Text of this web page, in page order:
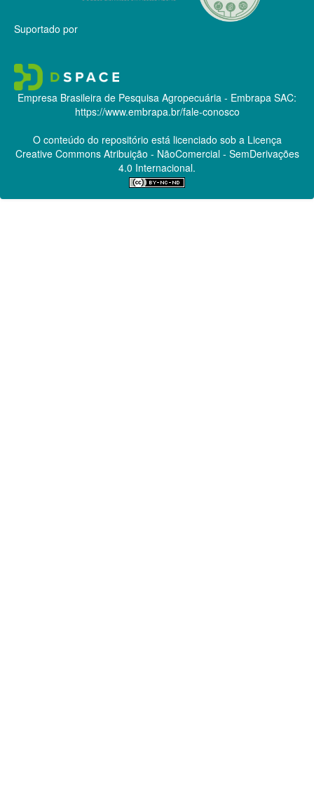
Suportado por
Empresa Brasileira de Pesquisa Agropecuária - Embrapa SAC:
https://www.embrapa.br/fale-conosco
O conteúdo do repositório está licenciado sob a Licença
Creative CommonsAtribuição - NãoComercial - SemDerivações
4.0 Internacional.